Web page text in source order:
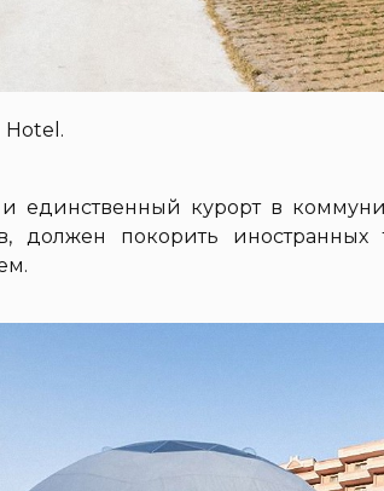
Hotel.
единственный курорт в
должен покорить